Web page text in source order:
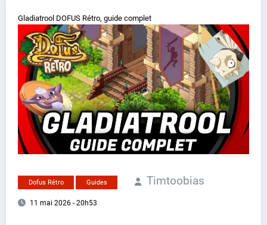
Gladiatrool DOFUS Rétro, guide complet
Dofus Rétro Guides Timtoobias
11 mai 2026 - 20h53